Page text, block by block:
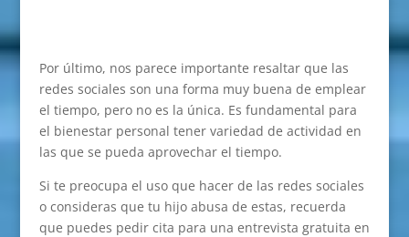
Por último, nos parece importante resaltar que las
redes sociales son una forma muy buena de emplear
el tiempo, pero no es la única. Es fundamental para
el bienestar personal tener variedad de actividad en
las que se pueda aprovechar el tiempo.
Si te preocupa el uso que hacer de las redes sociales
o consideras que tu hijo abusa de estas, recuerda
que puedes pedir cita para una entrevista gratuita en